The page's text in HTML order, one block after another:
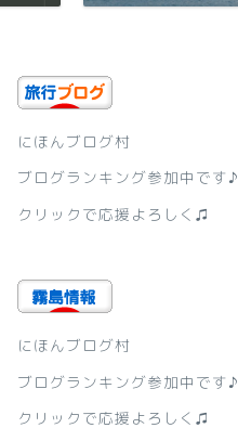
にほんブログ村
ブログランキング参加中です♪
クリックで応援よろしく♫
にほんブログ村
ブログランキング参加中です♪
クリックで応援よろしく♫